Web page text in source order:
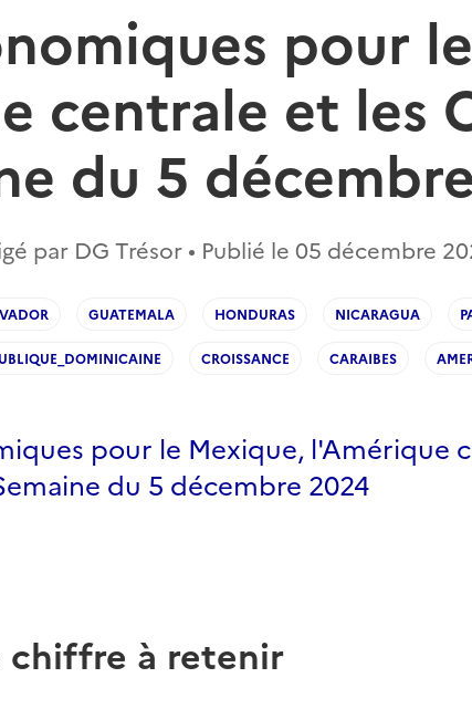
pour
centrale et les
du 5
par DG Trésor • Publié le 05 décembre
GUATEMALA HONDURAS NICARAGUA
CROISSANCE CARAIBES
pour le Mexique, l'Amérique
du 5 décembre 2024
chiffre à retenir